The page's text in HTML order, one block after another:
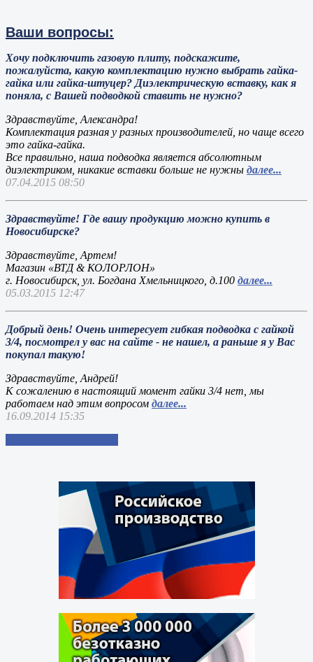
Ваши вопросы:
Хочу подключить газовую плиту, подскажите,
пожалуйста, какую комплектацию нужно выбрать гайка-
гайка или гайка-штуцер? Диэлектрическую вставку, как я
поняла, с Вашей подводкой ставить не нужно?
Здравствуйте, Александра!
Комплектация разная у разных производителей, но чаще всего
это гайка-гайка.
Все правильно, наша подводка является абсолютным
диэлектриком, никакие вставки больше не нужны далее...
07.04.2015 08:50
Здравствуйте! Где вашу продукцию можно купить в
Новосибирске?
Здравствуйте, Артем!
Магазин «ВТД & КОЛОРЛОН»
г. Новосибирск, ул. Богдана Хмельницкого, д.100 далее...
05.03.2015 12:47
Добрый день! Очень интересует гибкая подводка с гайкой
3/4, посмотрел у вас на сайте - не нашел, а раньше я у Вас
покупал такую!
Здравствуйте, Андрей!
К сожалению в настоящий момент гайки 3/4 нет, мы
работаем над этим вопросом далее...
16.09.2014 15:35